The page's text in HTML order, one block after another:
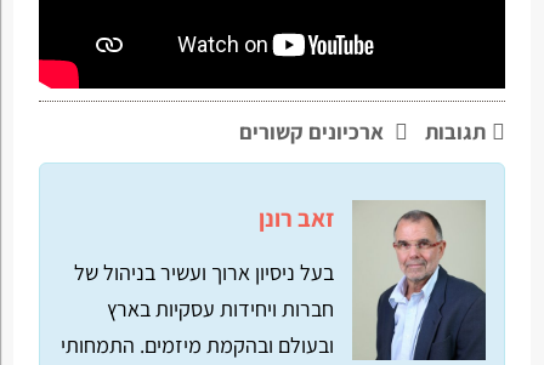
תגובות ארכיונים קשורים
זאב רונן
בעל ניסיון ארוך ועשיר בניהול של
חברות ויחידות עסקיות בארץ
ובעולם ובהקמת מיזמים. התמחותי